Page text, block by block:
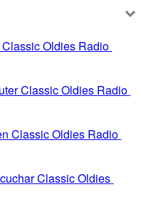
Oldies Radio
Classic Oldies Radio
Classic Oldies Radio
Classic Oldies